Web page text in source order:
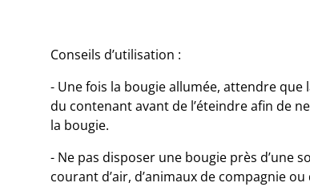
Conseils d’utilisation :
- Une fois la bougie allumée, attendre que
du contenant avant de l’éteindre afin de
la bougie.
- Ne pas disposer une bougie près d’une
courant d’air, d’animaux de compagnie ou